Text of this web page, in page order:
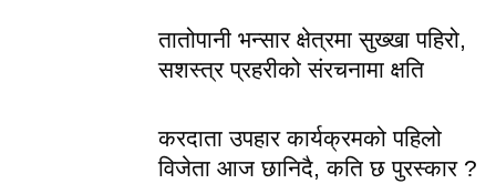
तातोपानी भन्सार क्षेत्रमा सुख्खा पहिरो,
सशस्त्र प्रहरीको संरचनामा क्षति
करदाता उपहार कार्यक्रमको पहिलो
विजेता आज छानिदै, कति छ पुरस्कार ?